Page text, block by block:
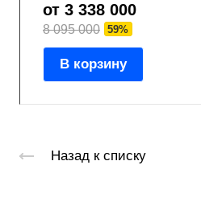
от 3 338 000
8 095 000 59%
В корзину
Назад к списку